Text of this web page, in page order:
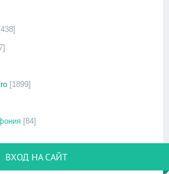
[438]
[1899]
[84]
ВХОД НА САЙТ